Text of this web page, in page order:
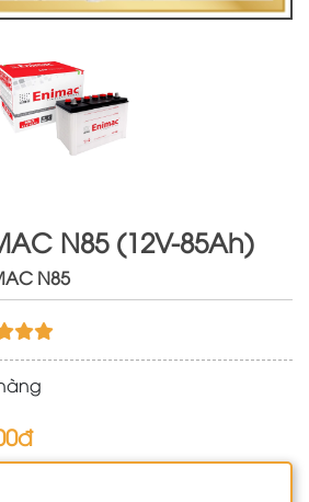
N85 (12V-85Ah)
N85